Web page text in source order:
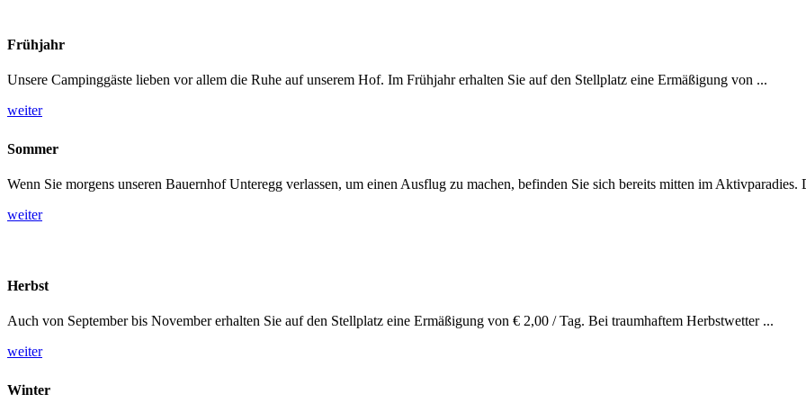
Frühjahr
Unsere Campinggäste lieben vor allem die Ruhe auf unserem Hof. Im Frühjahr erhalten Sie auf den Stellplatz eine Ermäßigung von ...
weiter
Sommer
Wenn Sie morgens unseren Bauernhof Unteregg verlassen, um einen Ausflug zu machen, befinden Sie sich bereits mitten im Aktivparadies.
weiter
Herbst
Auch von September bis November erhalten Sie auf den Stellplatz eine Ermäßigung von € 2,00 / Tag. Bei traumhaftem Herbstwetter ...
weiter
Winter